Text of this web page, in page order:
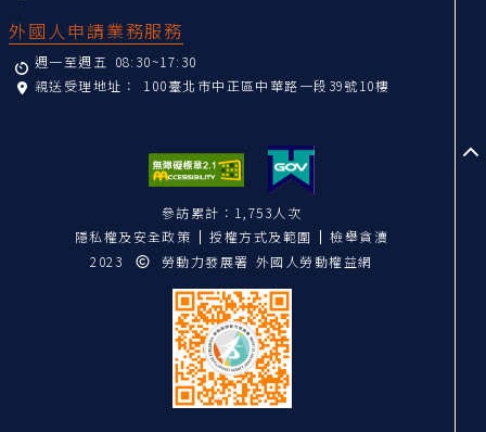
外國人申請業務服務
週一至週五 08:30~17:30
親送受理地址： 100臺北市中正區中華路一段39號10樓
參訪累計：1,753人次
隱私權及安全政策
授權方式及範圍
檢舉貪瀆
2023
勞動力發展署 外國人勞動權益網
至